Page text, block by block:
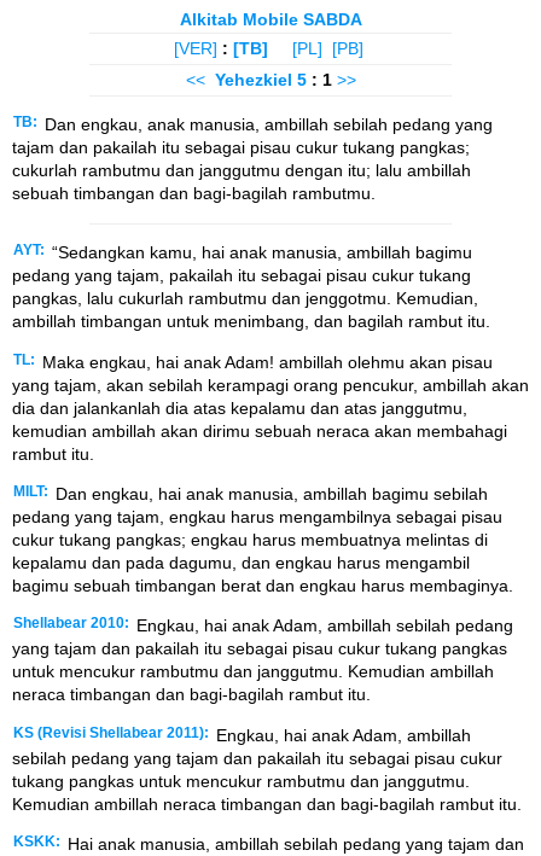
Alkitab Mobile SABDA
[VER] : [TB] [PL]
[PB]
<< Yehezkiel 5 : 1 >>
TB:
Dan engkau, anak manusia, ambillah sebilah pedang yang
tajam dan pakailah itu sebagai pisau cukur tukang pangkas;
cukurlah rambutmu dan janggutmu dengan itu; lalu ambillah
sebuah timbangan dan bagi-bagilah rambutmu.
AYT: “Sedangkan kamu, hai anak manusia, ambillah bagimu
pedang yang tajam, pakailah itu sebagai pisau cukur tukang
pangkas, lalu cukurlah rambutmu dan jenggotmu. Kemudian,
ambillah timbangan untuk menimbang, dan bagilah rambut itu.
TL:
Maka engkau, hai anak Adam! ambillah olehmu akan pisau
yang tajam, akan sebilah kerampagi orang pencukur, ambillah akan
dia dan jalankanlah dia atas kepalamu dan atas janggutmu,
kemudian ambillah akan dirimu sebuah neraca akan membahagi
rambut itu.
MILT:
Dan engkau, hai anak manusia, ambillah bagimu sebilah
pedang yang tajam, engkau harus mengambilnya sebagai pisau
cukur tukang pangkas; engkau harus membuatnya melintas di
kepalamu dan pada dagumu, dan engkau harus mengambil
bagimu sebuah timbangan berat dan engkau harus membaginya.
Shellabear 2010:
Engkau, hai anak Adam, ambillah sebilah pedang
yang tajam dan pakailah itu sebagai pisau cukur tukang pangkas
untuk mencukur rambutmu dan janggutmu. Kemudian ambillah
neraca timbangan dan bagi-bagilah rambut itu.
KS (Revisi Shellabear 2011):
Engkau, hai anak Adam, ambillah
sebilah pedang yang tajam dan pakailah itu sebagai pisau cukur
tukang pangkas untuk mencukur rambutmu dan janggutmu.
Kemudian ambillah neraca timbangan dan bagi-bagilah rambut itu.
KSKK:
Hai anak manusia, ambillah sebilah pedang yang tajam dan